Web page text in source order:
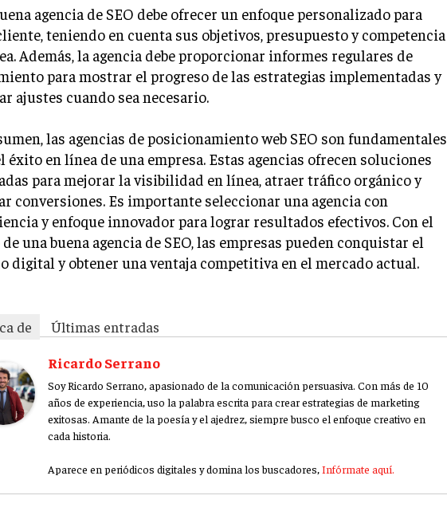
agencia de SEO debe ofrecer un enfoque personalizado para
teniendo en cuenta sus objetivos, presupuesto y competencia
Además, la agencia debe proporcionar informes regulares de
para mostrar el progreso de las estrategias implementadas y
ajustes cuando sea necesario.
las agencias de posicionamiento web SEO son fundamentales
éxito en línea de una empresa. Estas agencias ofrecen soluciones
para mejorar la visibilidad en línea, atraer tráfico orgánico y
conversiones. Es importante seleccionar una agencia con
y enfoque innovador para lograr resultados efectivos. Con el
de una buena agencia de SEO, las empresas pueden conquistar el
digital y obtener una ventaja competitiva en el mercado actual.
de
Últimas entradas
Ricardo Serrano
Soy Ricardo Serrano, apasionado de la comunicación persuasiva. Con más de 10
años de experiencia, uso la palabra escrita para crear estrategias de marketing
exitosas. Amante de la poesía y el ajedrez, siempre busco el enfoque creativo en
cada historia.
Aparece en periódicos digitales y domina los buscadores,Infórmate aquí.